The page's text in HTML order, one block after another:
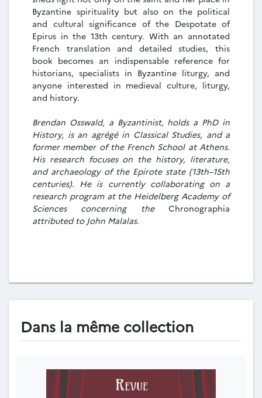
Byzantine spirituality but also on the political
and cultural significance of the Despotate of
Epirus in the 13th century. With an annotated
French translation and detailed studies, this
book becomes an indispensable reference for
historians, specialists in Byzantine liturgy, and
anyone interested in medieval culture, liturgy,
and history.
Brendan Osswald, a Byzantinist, holds a PhD in
History, is an agrégé in Classical Studies, and a
former member of the French School at Athens.
His research focuses on the history, literature,
and archaeology of the Epirote state (13th–15th
centuries). He is currently collaborating on a
research program at the Heidelberg Academy of
Sciences concerning the Chronographia
attributed to John Malalas.
Dans la même collection